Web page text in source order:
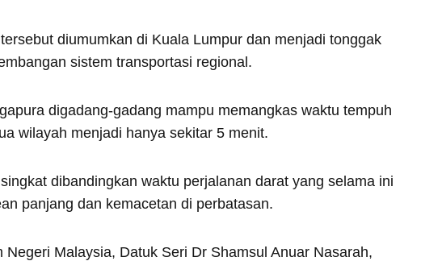
diumumkan di Kuala Lumpur dan menjadi tonggak
sistem transportasi regional.
digadang-gadang mampu memangkas waktu tempuh
wilayah menjadi hanya sekitar 5 menit.
dibandingkan waktu perjalanan darat yang selama ini
panjang dan kemacetan di perbatasan.
Negeri Malaysia, Datuk Seri Dr Shamsul Anuar Nasarah,